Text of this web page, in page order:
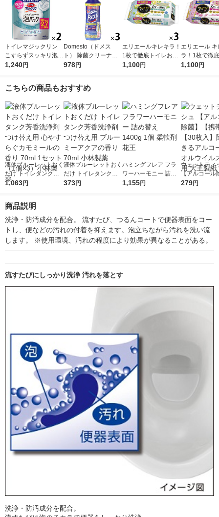
トイレマジックリン
こすらずスッキリ泡パ
ック シトラスサボン
王
1,240円
Domesto（ドメス
ト） 除菌クリーナー
本体 500ml １セット
リウム】 ユニリーバ
978円
エリエールキレキラ！
1枚で徹底トイレお掃
除シート シトラスミ
1,100円
エリエール キ
ラ！1枚で徹
おそうじシー
1,100円
こちらの商品もおすすめ
液体ブルーレットおく
だけ トイレタンク芳
香洗浄剤 つけ替え用
（1個×3）小林製薬
1,063円
液体ブルーレットおく
だけ トイレタンク芳
香洗浄剤 つけ替え用
373円
ハミングフレア フラ
ワーハーモニー 詰め
替え 1400g 1個 柔軟
1,155円
ウェットティ
【アルコール
【携帯用】【
279円
商品説明
洗浄・防汚成分を配合。 流すたび、つるんコートで便器表面をコー
トし、便などの汚れの付着を抑えます。泡立ちながら汚れを洗い流
します。 ※使用環境、汚れの程度により効果が異なることがある。
流すたびにしっかり洗浄 汚れを落とす
洗浄・防汚成分を配合。